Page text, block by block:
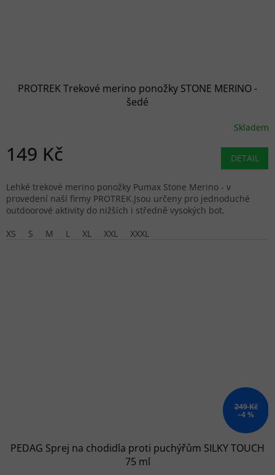
PROTREK Trekové merino ponožky STONE MERINO -
šedé
Skladem
149 Kč DETAIL
Lehké trekové merino ponožky Pumax Stone Merino - v
provedení naší firmy PROTREK.Jsou určeny pro jednoduché
outdoorové aktivity do nižších i středně vysokých bot.
XS
S M L XL XXL XXXL
249 Kč
–4 %
PEDAG Sprej na chodidla proti puchýřům SILKY TOUCH
75 ml